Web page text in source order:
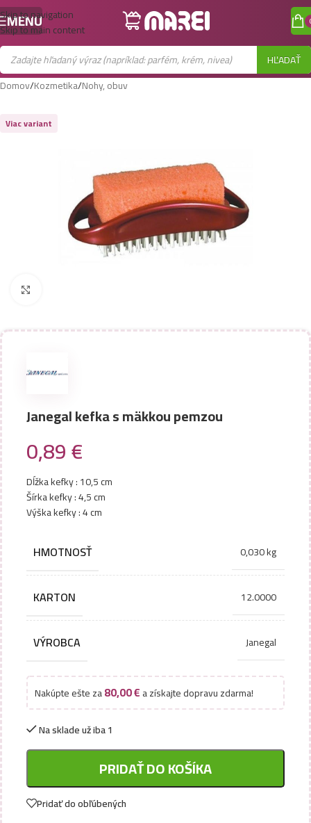
Skip to navigation
Skip to main content
MENU
HĽADAŤ
Domov/Kozmetika/Nohy, obuv
Viac variant
Janegal kefka s mäkkou pemzou
0,89€
Dĺžka kefky : 10,5 cm
Šírka kefky : 4,5 cm
Výška kefky : 4 cm
HMOTNOSŤ 0,030 kg
KARTON 12.0000
VÝROBCA Janegal
Nakúpte ešte za80,00€a získajte dopravu zdarma!
Na sklade už iba 1
PRIDAŤ DO KOŠÍKA
Pridať do obľúbených